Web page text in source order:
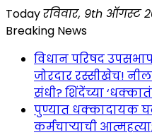
Skip
to
Todayरविवार, 9th ऑगस्ट
Breaking News
विधान परिषद
जोरदार रस्सीखेच!
संधी? शिंदेंच्या
पुण्यात धक्कादायक
कर्मचाऱ्याची